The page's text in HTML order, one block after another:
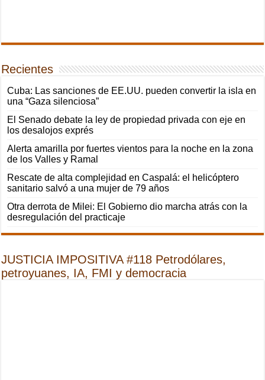
Recientes
Cuba: Las sanciones de EE.UU. pueden convertir la isla en
una “Gaza silenciosa”
El Senado debate la ley de propiedad privada con eje en
los desalojos exprés
Alerta amarilla por fuertes vientos para la noche en la zona
de los Valles y Ramal
Rescate de alta complejidad en Caspalá: el helicóptero
sanitario salvó a una mujer de 79 años
Otra derrota de Milei: El Gobierno dio marcha atrás con la
desregulación del practicaje
JUSTICIA IMPOSITIVA #118 Petrodólares,
petroyuanes, IA, FMI y democracia